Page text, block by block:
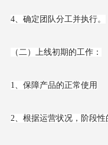
4、确定团队分工并执行。
（二）上线初期的工作：
1、保障产品的正常使用
2、根据运营状况，阶段